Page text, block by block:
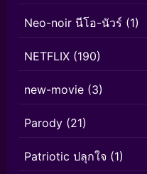
Neo-noir นีโอ-นัวร์ (1)
NETFLIX (190)
new-movie (3)
Parody (21)
Patriotic ปลุกใจ (1)